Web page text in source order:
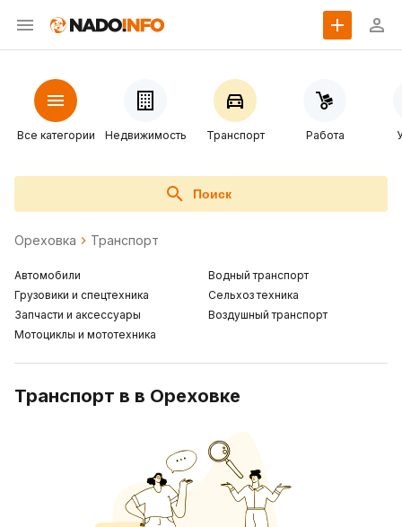
Все категории Недвижимость Транспорт Работа
Поиск
Ореховка Транспорт
Автомобили
Грузовики и спецтехника
Запчасти и аксессуары
Мотоциклы и мототехника
Водный транспорт
Сельхоз техника
Воздушный транспорт
Транспорт в в Ореховке